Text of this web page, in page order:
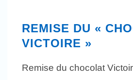
REMISE DU «
VICTOIRE »
Remise du chocolat